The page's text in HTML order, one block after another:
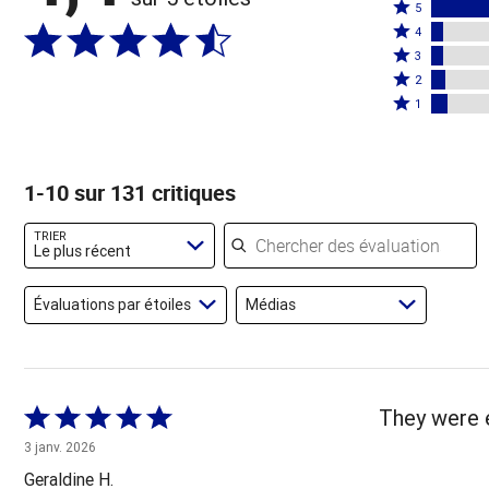
Coté
5
étoiles
par
76 %
5
Coté
4
étoiles
par
4
Coté
3
étoiles
3
Coté
2
évaluateurs
2
Coté1
1-10 sur 131 critiques
TRIER
Le plus récent
Chercher des évaluations
Évaluations par étoiles Médias
Coté
5 sur
5
3 janv. 2026
Geraldine H.
They were